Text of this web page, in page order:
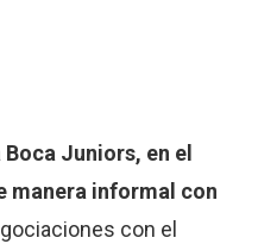
Juniors, en el
manera informal con
con el